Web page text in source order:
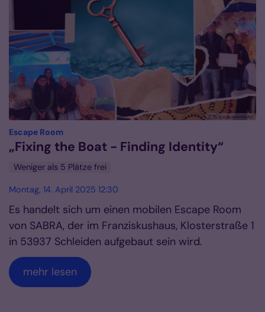
© fb kja dueren|eifel
Escape Room:
„Fixing the Boat - Finding Identity“
Weniger als 5 Plätze frei
Montag, 14. April 2025 12:30
Es handelt sich um einen mobilen Escape Room
von SABRA, der im Franziskushaus, Klosterstraße 1
in 53937 Schleiden aufgebaut sein wird.
mehr lesen